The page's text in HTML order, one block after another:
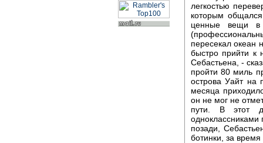
легкостью
которым
ценные вещи в
пересекал океан
быстро прийти
Себастьена, -
пройти 80 миль
острова Уайт на
месяца
он не мог не
пути. В этот
одноклассниками
позади,
ботинки, за